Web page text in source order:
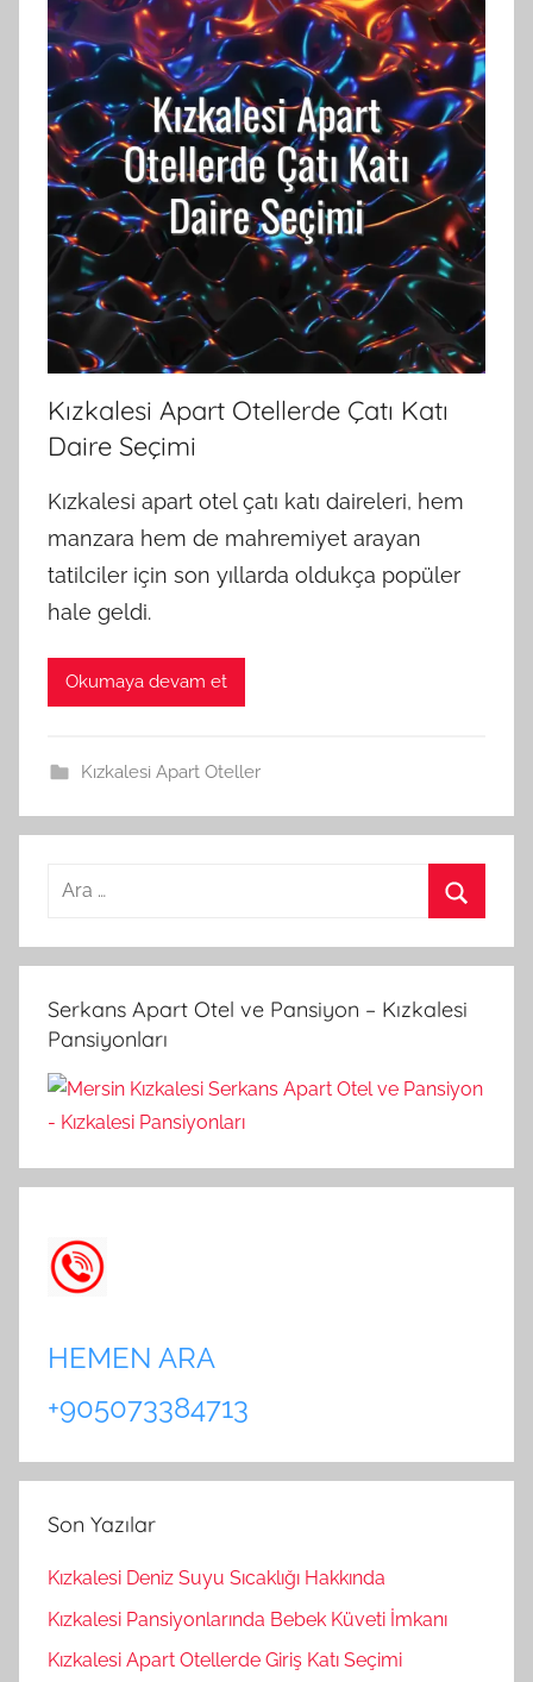
Kızkalesi Apart Otellerde Çatı Katı
Daire Seçimi
Kızkalesi apart otel çatı katı daireleri, hem
manzara hem de mahremiyet arayan
tatilciler için son yıllarda oldukça popüler
hale geldi.
Okumaya devam et
Kızkalesi Apart Oteller
a
a
:
r
a
Serkans Apart Otel ve Pansiyon – Kızkalesi
Pansiyonları
HEMEN ARA
+905073384713
Son Yazılar
Kızkalesi Deniz Suyu Sıcaklığı Hakkında
Kızkalesi Pansiyonlarında Bebek Küveti İmkanı
Kızkalesi Apart Otellerde Giriş Katı Seçimi